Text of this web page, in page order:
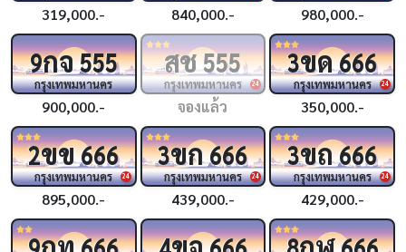
319,000.- 840,000.- 980,000.-
9กจ555
กรุงเทพมหานคร
900,000.-
24
สช555
กรุงเทพมหานคร
จองแล้ว
24
3ขด666
กรุงเทพมหานคร
350,000.-
24
2ขข666
กรุงเทพมหานคร
895,000.-
24
3ขก666
กรุงเทพมหานคร
439,000.-
24
3ขถ666
กรุงเทพมหานคร
429,000.-